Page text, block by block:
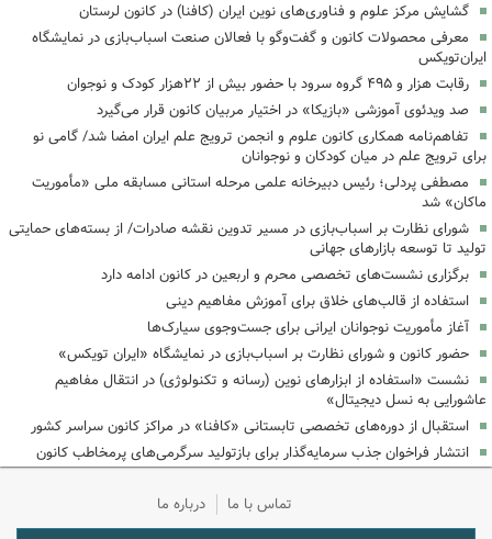
گشایش مرکز علوم و فناوری‌های نوین ایران (کافنا) در کانون لرستان
معرفی محصولات کانون و گفت‌وگو با فعالان صنعت اسباب‌بازی در نمایشگاه
ایران‌تویکس
رقابت هزار و ۴۹۵ گروه سرود با حضور بیش از ۲۲هزار کودک و نوجوان
‌صد ویدئوی آموزشی «بازیکا» در اختیار مربیان کانون قرار می‌گیرد
تفاهم‌نامه همکاری کانون علوم و انجمن ترویج علم ایران امضا شد/ گامی نو
برای ترویج علم در میان کودکان و نوجوانان
مصطفی پردلی؛ رئیس دبیرخانه علمی مرحله استانی مسابقه ملی «مأموریت
ماکان» شد
شورای نظارت بر اسباب‌بازی در مسیر تدوین نقشه صادرات/ از بسته‌های حمایتی
تولید تا توسعه بازارهای جهانی
برگزاری نشست‌های تخصصی محرم و اربعین در کانون ادامه دارد
استفاده از قالب‌های خلاق برای آموزش مفاهیم دینی
آغاز مأموریت نوجوانان ایرانی برای جست‌وجوی سیارک‌ها
حضور کانون و شورای نظارت بر اسباب‌بازی در نمایشگاه «ایران تویکس»
نشست «استفاده از ابزارهای نوین (رسانه و تکنولوژی) در انتقال مفاهیم
عاشورایی به نسل دیجیتال»
استقبال از دوره‌های تخصصی تابستانی «کافنا» در مراکز کانون سراسر کشور
انتشار فراخوان جذب سرمایه‌گذار برای بازتولید سرگرمی‌های پرمخاطب کانون
تماس با ما درباره ما